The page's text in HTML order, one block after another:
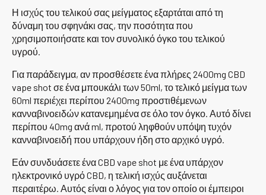
Η ισχύς του τελικού σας μείγματος εξαρτάται από τη
δύναμη του σφηνάκι σας, την ποσότητα που
χρησιμοποιήσατε και τον συνολικό όγκο του τελικού
υγρού.
Για παράδειγμα, αν προσθέσετε ένα πλήρες 2400mg CBD
vape shot σε ένα μπουκάλι των 50ml, το τελικό μείγμα των
60ml περιέχει περίπου 2400mg προστιθέμενων
κανναβινοειδών κατανεμημένα σε όλο τον όγκο. Αυτό δίνει
περίπου 40mg ανά ml, προτού ληφθούν υπόψη τυχόν
κανναβινοειδή που υπάρχουν ήδη στο αρχικό υγρό.
Εάν συνδυάσετε ένα CBD vape shot με ένα υπάρχον
ηλεκτρονικό υγρό CBD, η τελική ισχύς αυξάνεται
περαιτέρω. Αυτός είναι ο λόγος για τον οποίο οι έμπειροι